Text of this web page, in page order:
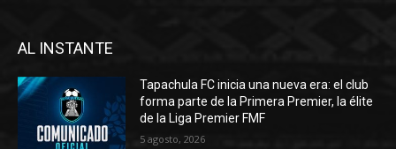
AL INSTANTE
Tapachula FC inicia una nueva era: el club
forma parte de la Primera Premier, la élite
de la Liga Premier FMF
5 agosto, 2026